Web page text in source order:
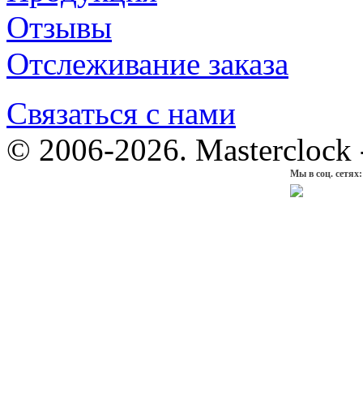
Отзывы
Отслеживание заказа
Связаться с нами
© 2006-2026.
Мы в соц. сетях: